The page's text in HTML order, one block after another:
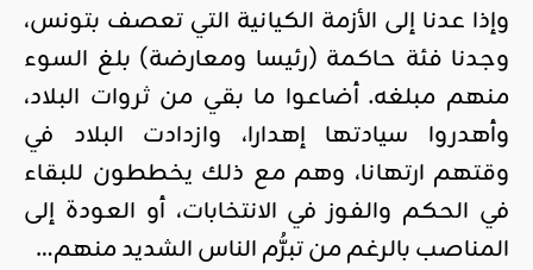
وإذا عدنا إلى الأزمة الكيانية التي تعصف بتونس،
وجدنا فئة حاكمة (رئيسا ومعارضة) بلغ السوء
منهم مبلغه. أضاعوا ما بقي من ثروات البلاد،
وأهدروا سيادتها إهدارا، وازدادت البلاد في
وقتهم ارتهانا، وهم مع ذلك يخططون للبقاء
في الحكم والفوز في الانتخابات، أو العودة إلى
المناصب بالرغم من تبرُّم الناس الشديد منهم…